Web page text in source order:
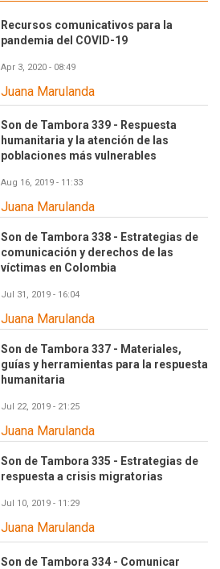
Recursos comunicativos para la
pandemia del COVID-19
Apr 3, 2020 - 08:49
Juana Marulanda
Son de Tambora 339 - Respuesta
humanitaria y la atención de las
poblaciones más vulnerables
Aug 16, 2019 - 11:33
Juana Marulanda
Son de Tambora 338 - Estrategias de
comunicación y derechos de las
víctimas en Colombia
Jul 31, 2019 - 16:04
Juana Marulanda
Son de Tambora 337 - Materiales,
guías y herramientas para la respuesta
humanitaria
Jul 22, 2019 - 21:25
Juana Marulanda
Son de Tambora 335 - Estrategias de
respuesta a crisis migratorias
Jul 10, 2019 - 11:29
Juana Marulanda
Son de Tambora 334 - Comunicar